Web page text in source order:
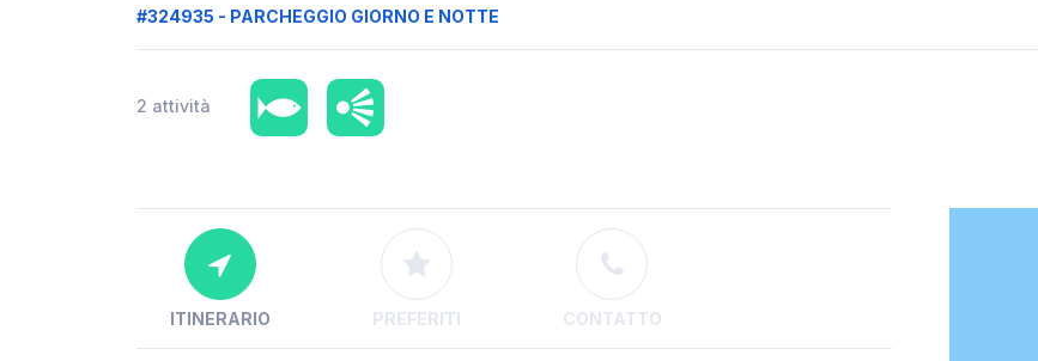
#324935 - PARCHEGGIO GIORNO E NOTTE
2 attività
ITINERARIO PREFERITI CONTATTO